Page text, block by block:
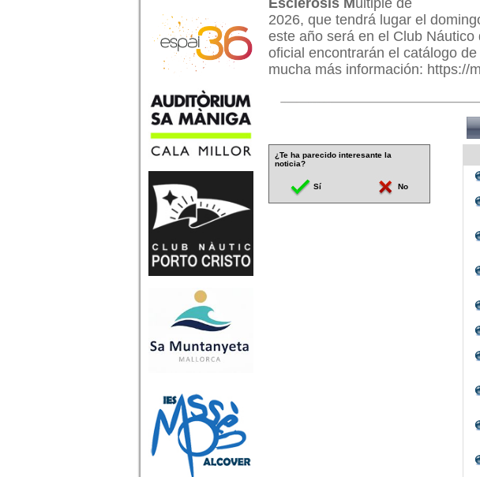
Esclerosis Múltiple de
2026, que tendrá lugar el
este año será en el Club
oficial encontrarán el catálogo
mucha más información: https://
¿Te ha parecido interesante la
noticia?
Sí No